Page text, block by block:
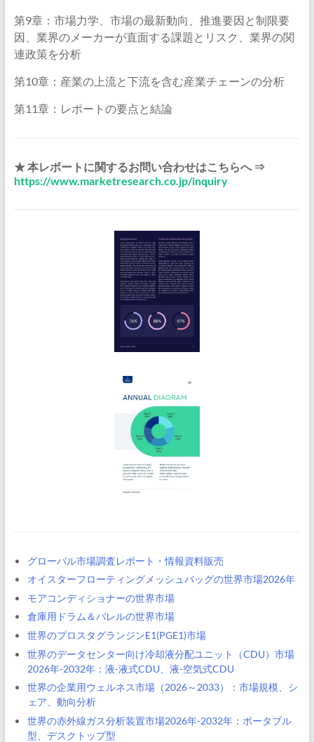
第9章：市場力学、市場の最新動向、推進要因と制限要
因、業界のメーカーが直面する課題とリスク、業界の関
連政策を分析
第10章：産業の上流と下流を含む産業チェーンの分析
第11章：レポートの要点と結論
★ 本レポートに関するお問い合わせはこちらへ ⇒
https://www.marketresearch.co.jp/inquiry
グローバル市場調査レポート・情報資料販売
オイスターフローティングメッシュバッグの世界市場2026年
モアコンディショナーの世界市場
倉庫用ドラム＆バレルの世界市場
世界のプロスタグランジンE1(PGE1)市場
世界のデータセンター向け冷却液分配ユニット（CDU）市場
2026年-2032年：液-液式CDU、液-空気式CDU
世界の企業用ウェルネス市場（2026～2033）：市場規模、シ
ェア、動向分析
世界の赤外線ガス分析装置市場2026年-2032年：ポータブル
型、デスクトップ型